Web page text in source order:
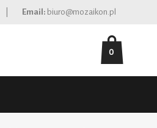
Email: biuro@mozaikon.pl
0